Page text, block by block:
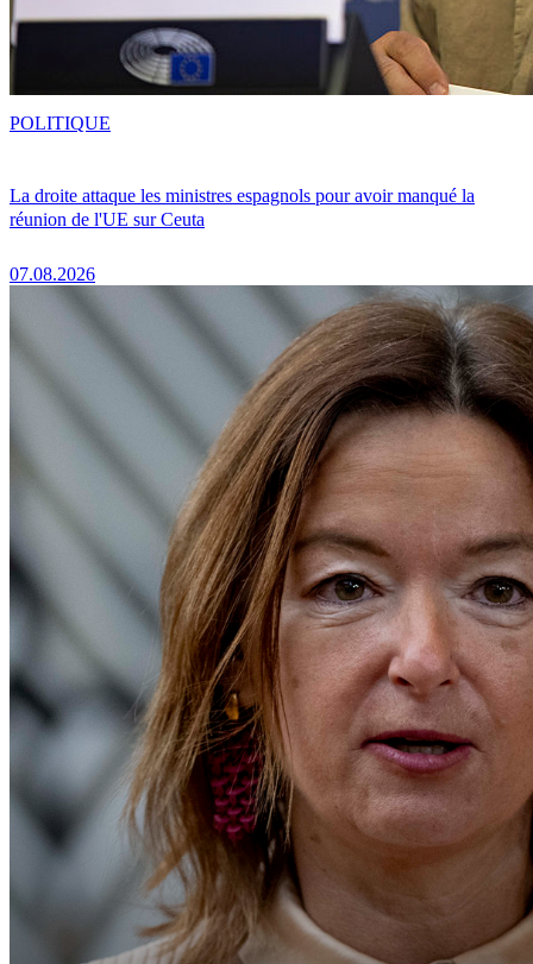
La droite attaque les ministres espagnols pour avoir manqué la
réunion de l'UE sur Ceuta
07.08.2026
POLITIQUE